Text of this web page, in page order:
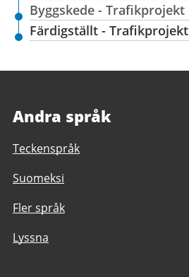
Byggskede - Trafikprojekt
Färdigställt - Trafikprojekt
Andra språk
Teckenspråk
Suomeksi
Fler språk
Lyssna